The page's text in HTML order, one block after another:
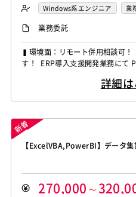
Windows系エンジニア 業
業務委託
▍環境面：リモート併用相談可
す！ ERP導入支援開発業務にて
支援 ・PowerPlatformを利用し
詳細
【ExcelVBA,PowerBI】データ
270,000 ～